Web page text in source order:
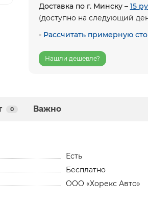
Доставка по г. Минску – 15
(доступно на следующий
- Рассчитать примерную
Нашли дешевле?
0 Важно
Есть
Бесплатно
ООО «Хорекс Авто»